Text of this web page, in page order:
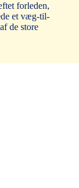
forleden,
et væg-til-
de store